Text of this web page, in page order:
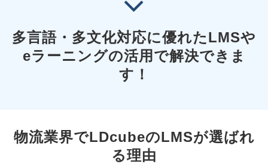
多言語・多文化対応に優れたLMSや
eラーニングの活用で解決できま
す！
物流業界でLDcubeのLMSが選ばれ
る理由